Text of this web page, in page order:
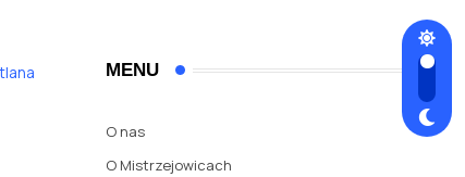
MENU
O nas
O Mistrzejowicach